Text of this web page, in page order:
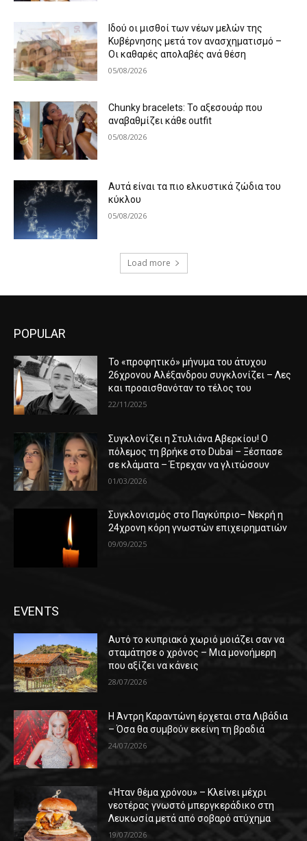
Ιδού οι μισθοί των νέων μελών της
Κυβέρνησης μετά τον ανασχηματισμό –
Οι καθαρές απολαβές ανά θέση
05/08/2026
Chunky bracelets: Το αξεσουάρ που
αναβαθμίζει κάθε outfit
05/08/2026
Αυτά είναι τα πιο ελκυστικά ζώδια του
κύκλου
05/08/2026
Load more
POPULAR
Το «προφητικό» μήνυμα του άτυχου
26χρονου Αλέξανδρου συγκλονίζει – Λες
και προαισθανόταν το τέλος του
22/11/2025
Συγκλονίζει η Στυλιάνα Αβερκίου! Ο
πόλεμος τη βρήκε στο Dubai – Ξέσπασε
σε κλάματα – Έτρεχαν να γλιτώσουν
01/03/2026
Συγκλονισμός στο Παγκύπριο– Νεκρή η
24χρονη κόρη γνωστών επιχειρηματιών
09/09/2025
EVENTS
Αυτό το κυπριακό χωριό μοιάζει σαν να
σταμάτησε ο χρόνος – Μια μονοήμερη
που αξίζει να κάνεις
28/07/2026
Η Άντρη Καραντώνη έρχεται στα Λιβάδια
– Όσα θα συμβούν εκείνη τη βραδιά
24/07/2026
«Ήταν θέμα χρόνου» – Κλείνει μέχρι
νεοτέρας γνωστό μπεργκεράδικο στη
Λευκωσία μετά από σοβαρό ατύχημα
19/07/2026